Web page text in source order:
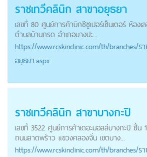
ราชเทวีคลินิก สาขาอยุธยา
เลขที่ 80 ศูนย์การค้าบิกซีซูเปอร์เซ็นเตอร์ ห้อง
ตำบลบ้านกรด อำเภอบางปะ...
https://www.rcskinclinic.com/th/branches/ร
อยุธยา.aspx
ราชเทวีคลินิก สาขาบางกะปิ
เลขที่ 3522 ศูนย์การค้าเดอะมอลล์บางกะปิ ชั้น 1
ถนนลาดพร้าว แขวงคลองจั่น เขตบาง...
https://www.rcskinclinic.com/th/branches/ร